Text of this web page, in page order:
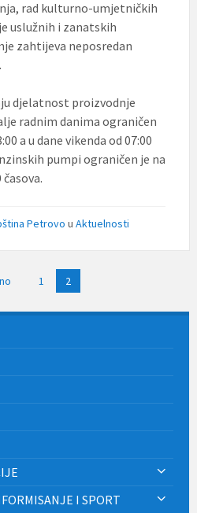
rad kulturno-umjetničkih
uslužnih i zanatskih
zahtijeva neposredan
djelatnost proizvodnje
radnim danima ograničen
a u dane vikenda od 07:00
pumpi ograničen je na
časova.
Petrovo u Aktuelnosti
1 2
I SPORT